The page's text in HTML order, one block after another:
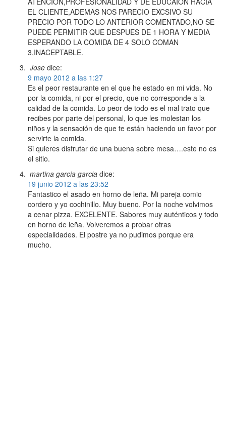
EL CLIENTE,ADEMAS NOS PARECIO EXCSIVO SU
PRECIO POR TODO LO ANTERIOR COMENTADO,NO SE
PUEDE PERMITIR QUE DESPUES DE 1 HORA Y MEDIA
ESPERANDO LA COMIDA DE 4 SOLO COMAN
3,INACEPTABLE.
Jose dice:
9 mayo 2012 a las 1:27
Es el peor restaurante en el que he estado en mi vida. No
por la comida, ni por el precio, que no corresponde a la
calidad de la comida. Lo peor de todo es el mal trato que
recibes por parte del personal, lo que les molestan los
niños y la sensación de que te están haciendo un favor por
servirte la comida.
Si quieres disfrutar de una buena sobre mesa….este no es
el sitio.
martina garcia garcia dice:
19 junio 2012 a las 23:52
Fantastico el asado en horno de leña. Mi pareja comio
cordero y yo cochinillo. Muy bueno. Por la noche volvimos
a cenar pizza. EXCELENTE. Sabores muy auténticos y todo
en horno de leña. Volveremos a probar otras
especialidades. El postre ya no pudimos porque era
mucho.